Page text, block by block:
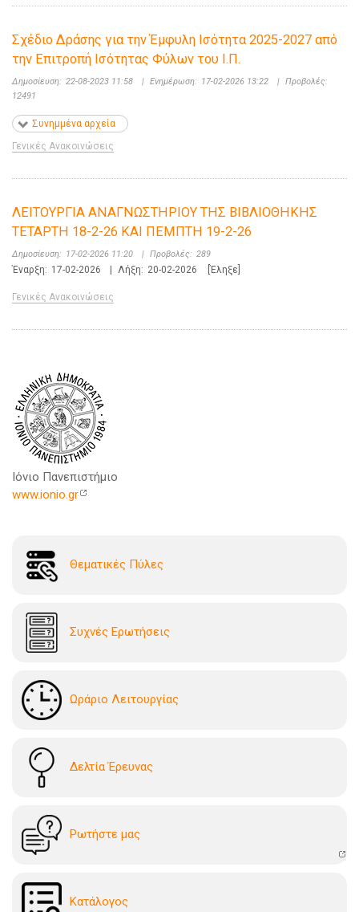
Σχέδιο Δράσης για την Έμφυλη Ισότητα 2025-2027 από
την Επιτροπή Ισότητας Φύλων του Ι.Π.
Δημοσίευση: 22-08-2023 11:58 | Ενημέρωση: 17-02-2026 13:22 | Προβολές:
12491
Συνημμένα αρχεία
Γενικές Ανακοινώσεις
ΛΕΙΤΟΥΡΓΙΑ ΑΝΑΓΝΩΣΤΗΡΙΟΥ ΤΗΣ ΒΙΒΛΙΟΘΗΚΗΣ
ΤΕΤΑΡΤΗ 18-2-26 ΚΑΙ ΠΕΜΠΤΗ 19-2-26
Δημοσίευση: 17-02-2026 11:20 | Προβολές: 289
Έναρξη: 17-02-2026 | Λήξη: 20-02-2026 [Έληξε]
Γενικές Ανακοινώσεις
Ιόνιο Πανεπιστήμιο
www.ionio.gr
Θεματικές Πύλες
Συχνές Ερωτήσεις
Ωράριο Λειτουργίας
Δελτία Έρευνας
Ρωτήστε μας
Kατάλογoς